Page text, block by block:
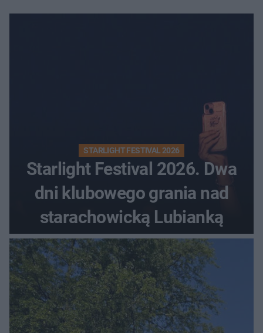
STARLIGHT FESTIVAL 2026
Starlight Festival 2026. Dwa
dni klubowego grania nad
starachowicką Lubianką